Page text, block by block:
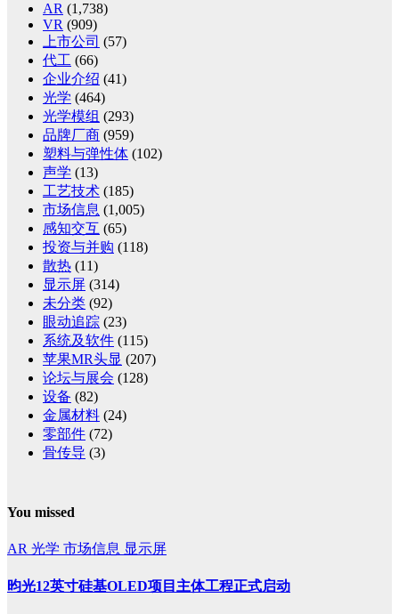
AR (1,738)
VR (909)
上市公司 (57)
代工 (66)
企业介绍 (41)
光学 (464)
光学模组 (293)
品牌厂商 (959)
塑料与弹性体 (102)
声学 (13)
工艺技术 (185)
市场信息 (1,005)
感知交互 (65)
投资与并购 (118)
散热 (11)
显示屏 (314)
未分类 (92)
眼动追踪 (23)
系统及软件 (115)
苹果MR头显 (207)
论坛与展会 (128)
设备 (82)
金属材料 (24)
零部件 (72)
骨传导 (3)
You missed
AR 光学 市场信息 显示屏
昀光12英寸硅基OLED项目主体工程正式启动